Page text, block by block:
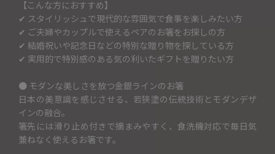
【こんな方におすすめ】
✔ スタイリッシュで現代的な雰囲気で食事を楽しみたい方
✔ ご夫婦やカップルで使えるペアのお箸をお探しの方
✔ 結婚祝いや記念日などの特別な贈り物を探している方
✔ 実用的で特別感のある気の利いたギフトを贈りたい方
● モダンな美しさを放つ金銀ラインのお箸
日本の美意識を感じさせる、若狭塗の伝統技術とモダンデザ
インの融合。
箸先には滑り止め付きで摘まみやすく、食洗機対応で毎日気
兼ねなく使えるお箸です。